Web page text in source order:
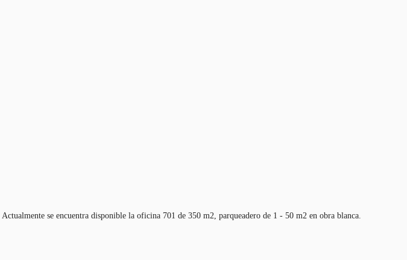
se encuentra disponible la oficina 701 de 350 m2, parqueadero de 1 - 50 m2 en obra blanca.